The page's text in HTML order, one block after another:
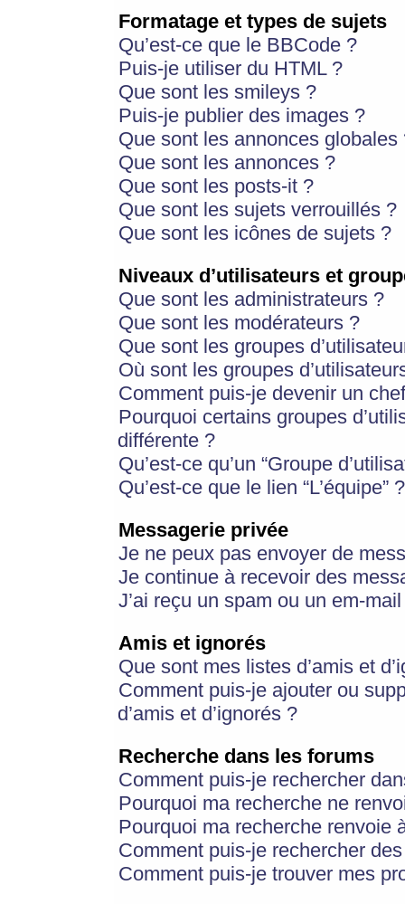
Formatage et types de sujets
Qu’est-ce que le BBCode ?
Puis-je utiliser du HTML ?
Que sont les smileys ?
Puis-je publier des images ?
Que sont les annonces globales
Que sont les annonces ?
Que sont les posts-it ?
Que sont les sujets verrouillés ?
Que sont les icônes de sujets ?
Niveaux d’utilisateurs et
Que sont les administrateurs ?
Que sont les modérateurs ?
Que sont les groupes
Où sont les groupes
Comment puis-je devenir un
Pourquoi certains groupes
différente ?
Qu’est-ce qu’un “Groupe
Qu’est-ce que le lien “L’équipe” ?
Messagerie privée
Je ne peux pas envoyer de
Je continue à recevoir des
J’ai reçu un spam ou un em-
Amis et ignorés
Que sont mes listes d’amis et
Comment puis-je ajouter ou
d’amis et d’ignorés ?
Recherche dans les forums
Comment puis-je rechercher
Pourquoi ma recherche ne
Pourquoi ma recherche renvoie
Comment puis-je rechercher
Comment puis-je trouver mes